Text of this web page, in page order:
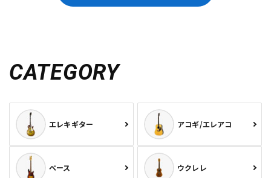
CATEGORY
エレキギター アコギ/エレアコ
ベース ウクレレ